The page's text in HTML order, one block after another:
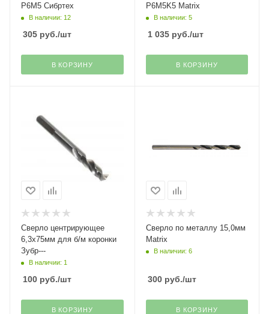
Р6М5 Сибртех
В наличии: 12
305 руб./шт
В КОРЗИНУ
Р6М5K5 Matrix
В наличии: 5
1 035руб./шт
В КОРЗИНУ
Сверло центрирующее
6,3х75мм для б/м коронки
Зубр---
В наличии: 1
100 руб./шт
В КОРЗИНУ
Сверло по металлу 15,0мм
Matrix
В наличии: 6
300руб./шт
В КОРЗИНУ